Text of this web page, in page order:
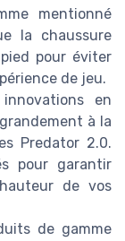
mentionné
la chaussure
pour éviter
de jeu.
en
à la
Predator 2.0.
pour garantir
de vos
de gamme